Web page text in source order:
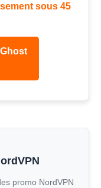
sous 45
promo NordVPN